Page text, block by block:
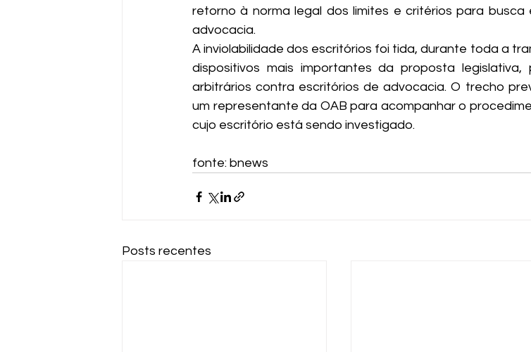
retorno à norma legal dos limites e critérios para
advocacia.
A inviolabilidade dos escritórios foi tida, durante toda a
dispositivos mais importantes da proposta
arbitrários contra escritórios de advocacia. O trecho
um representante da OAB para acompanhar o
cujo escritório está sendo investigado.
fonte: bnews
Posts recentes